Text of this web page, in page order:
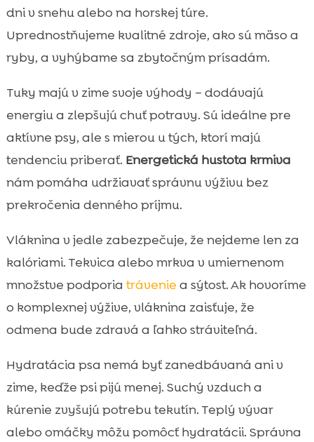
dni v snehu alebo na horskej túre.
Uprednostňujeme kvalitné zdroje, ako sú mäso a
ryby, a vyhýbame sa zbytočným prísadám.
Tuky majú v zime svoje výhody – dodávajú
energiu a zlepšujú chuť potravy. Sú ideálne pre
aktívne psy, ale s mierou u tých, ktorí majú
tendenciu priberať. Energetická hustota krmiva
nám pomáha udržiavať správnu výživu bez
prekročenia denného príjmu.
Vláknina v jedle zabezpečuje, že nejdeme len za
kalóriami. Tekvica alebo mrkva v umiernenom
množstve podporia trávenie a sýtost. Ak hovoríme
o komplexnej výžive, vláknina zaisťuje, že
odmena bude zdravá a ľahko stráviteľná.
Hydratácia psa nemá byť zanedbávaná ani v
zime, keďže psi pijú menej. Suchý vzduch a
kúrenie zvyšujú potrebu tekutín. Teplý vývar
alebo omáčky môžu pomôcť hydratácii. Správna